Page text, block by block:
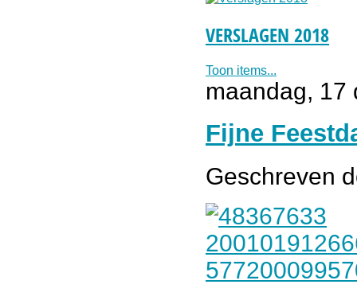
VERSLAGEN 2018
Toon items...
maandag, 17
Fijne
Geschreven